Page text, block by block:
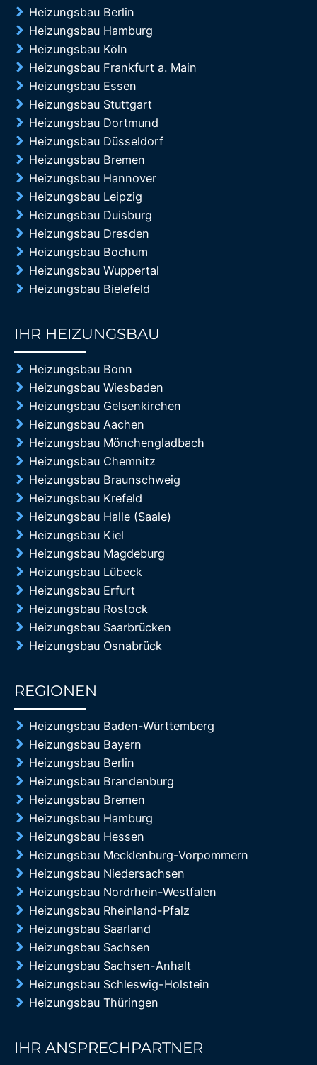
Heizungsbau Berlin
Heizungsbau Hamburg
Heizungsbau Köln
Heizungsbau Frankfurt a. Main
Heizungsbau Essen
Heizungsbau Stuttgart
Heizungsbau Dortmund
Heizungsbau Düsseldorf
Heizungsbau Bremen
Heizungsbau Hannover
Heizungsbau Leipzig
Heizungsbau Duisburg
Heizungsbau Dresden
Heizungsbau Bochum
Heizungsbau Wuppertal
Heizungsbau Bielefeld
IHR HEIZUNGSBAU
Heizungsbau Bonn
Heizungsbau Wiesbaden
Heizungsbau Gelsenkirchen
Heizungsbau Aachen
Heizungsbau Mönchengladbach
Heizungsbau Chemnitz
Heizungsbau Braunschweig
Heizungsbau Krefeld
Heizungsbau Halle (Saale)
Heizungsbau Kiel
Heizungsbau Magdeburg
Heizungsbau Lübeck
Heizungsbau Erfurt
Heizungsbau Rostock
Heizungsbau Saarbrücken
Heizungsbau Osnabrück
REGIONEN
Heizungsbau Baden-Württemberg
Heizungsbau Bayern
Heizungsbau Berlin
Heizungsbau Brandenburg
Heizungsbau Bremen
Heizungsbau Hamburg
Heizungsbau Hessen
Heizungsbau Mecklenburg-Vorpommern
Heizungsbau Niedersachsen
Heizungsbau Nordrhein-Westfalen
Heizungsbau Rheinland-Pfalz
Heizungsbau Saarland
Heizungsbau Sachsen
Heizungsbau Sachsen-Anhalt
Heizungsbau Schleswig-Holstein
Heizungsbau Thüringen
IHR ANSPRECHPARTNER